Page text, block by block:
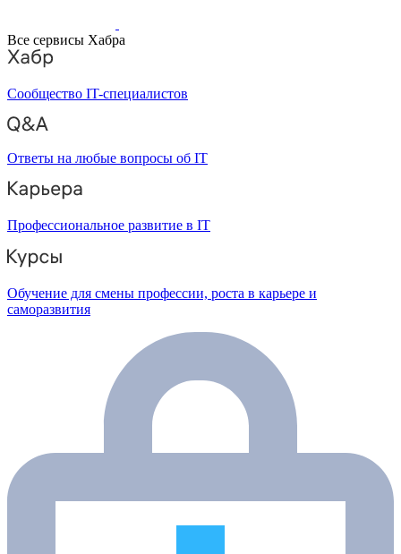
Все сервисы Хабра
Сообщество IT-специалистов
Ответы на любые вопросы об IT
Профессиональное развитие в IT
Обучение для смены профессии, роста в карьере и
саморазвития